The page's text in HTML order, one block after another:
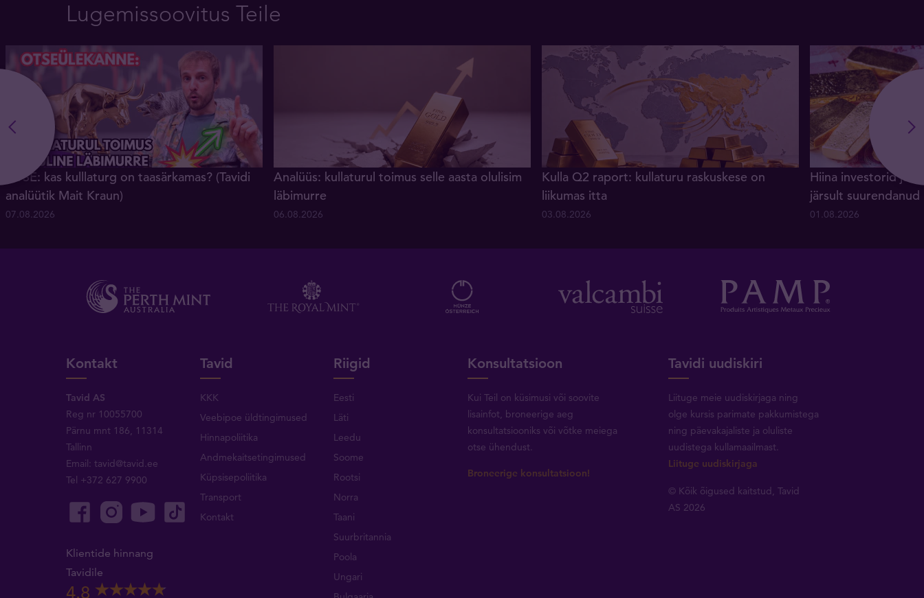
Lugemissoovitus Teile
OTSE: kas kulllaturg on taasärkamas? (Tavidi
analüütik Mait Kraun)
07.08.2026
Analüüs: kullaturul toimus selle aasta olulisim
läbimurre
06.08.2026
Kulla Q2 raport: kullaturu raskuskese on
liikumas itta
03.08.2026
Hiina investorid ja
järsult suurendanud
01.08.2026
Kontakt
Tavid AS
Reg nr 10055700
Pärnu mnt 186, 11314
Tallinn
Email:tavid@tavid.ee
Tel +372 627 9900
Klientide hinnang
Tavidile
4.8
Tavid
KKK
Veebipoe üldtingimused
Hinnapoliitika
Andmekaitsetingimused
Küpsisepoliitika
Transport
Kontakt
Riigid
Eesti
Läti
Leedu
Soome
Rootsi
Norra
Taani
Suurbritannia
Poola
Ungari
Konsultatsioon
Kui Teil on küsimusi või soovite
lisainfot, broneerige aeg
konsultatsiooniks või võtke meiega
otse ühendust.
Broneerige konsultatsioon!
Tavidi uudiskiri
Liituge meie uudiskirjaga ning
olge kursis parimate pakkumistega
ning päevakajaliste ja oluliste
uudistega kullamaailmast.
Liituge uudiskirjaga
© Kõik õigused kaitstud, Tavid
AS 2026